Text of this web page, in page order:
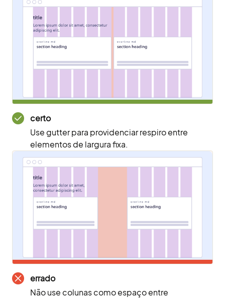
certo
Use gutter para providenciar respiro entre
elementos de largura fixa.
errado
Não use colunas como espaço entre